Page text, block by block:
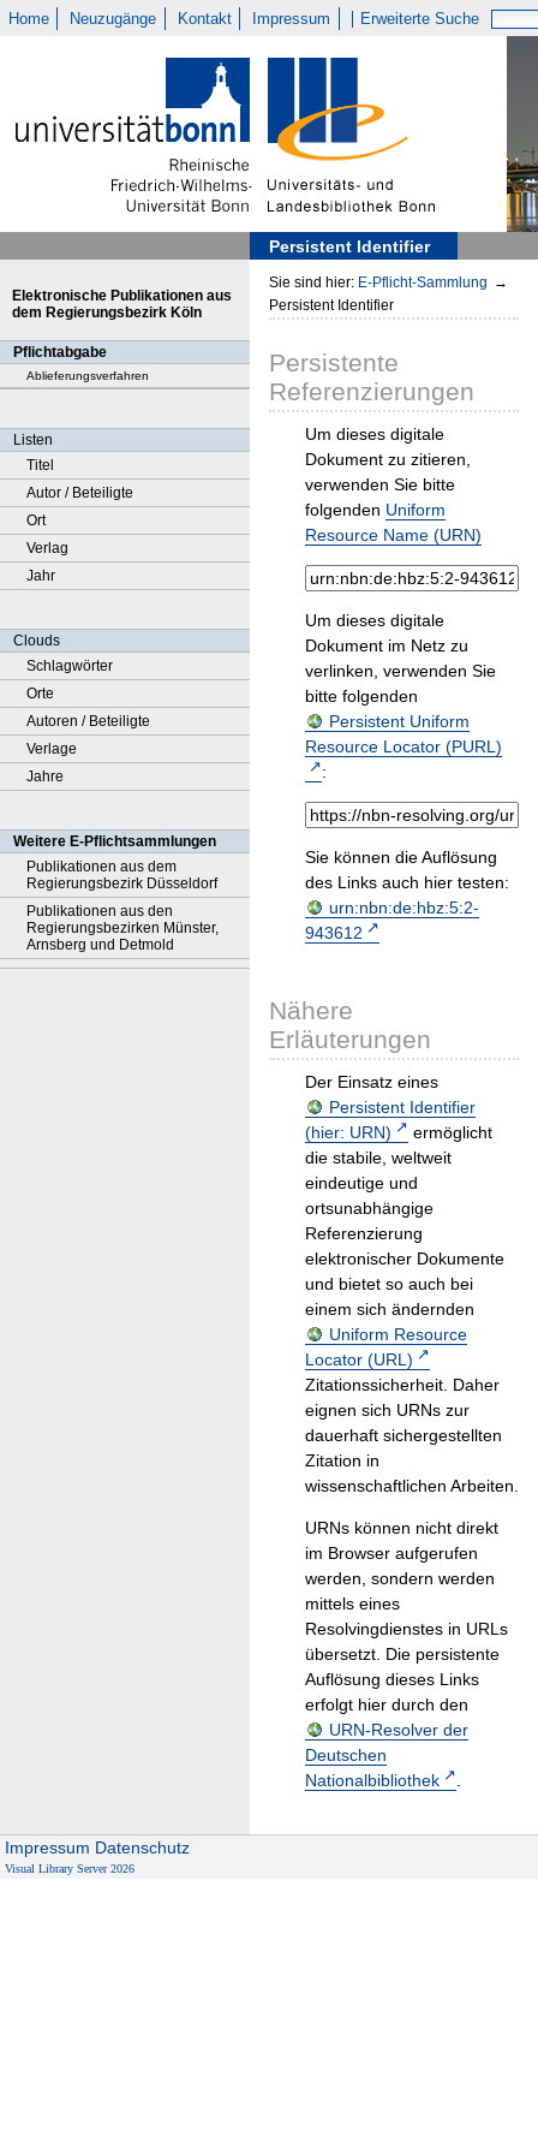
Home Neuzugänge Kontakt Impressum Erweiterte Suche
Persistent Identifier
Elektronische Publikationen aus
dem Regierungsbezirk Köln
Pflichtabgabe
Ablieferungsverfahren
Listen
Titel
Autor / Beteiligte
Ort
Verlag
Jahr
Clouds
Schlagwörter
Orte
Autoren / Beteiligte
Verlage
Jahre
Weitere E-Pflichtsammlungen
Publikationen aus dem
Regierungsbezirk Düsseldorf
Publikationen aus den
Regierungsbezirken Münster,
Arnsberg und Detmold
Sie sind hier: E-Pflicht-Sammlung →
Persistent Identifier
Persistente
Referenzierungen
Um dieses digitale
Dokument zu zitieren,
verwenden Sie bitte
folgenden Uniform
Resource Name (URN)
Um dieses digitale
Dokument im Netz zu
verlinken, verwenden Sie
bitte folgenden
Persistent Uniform
Resource Locator (PURL)
:
Sie können die Auflösung
des Links auch hier testen:
urn:nbn:de:hbz:5:2-
943612
Nähere
Erläuterungen
Der Einsatz eines
Persistent Identifier
(hier: URN)
ermöglicht
die stabile, weltweit
eindeutige und
ortsunabhängige
Referenzierung
elektronischer Dokumente
und bietet so auch bei
einem sich ändernden
Uniform Resource
Locator (URL)
Zitationssicherheit. Daher
eignen sich URNs zur
dauerhaft sichergestellten
Zitation in
wissenschaftlichen Arbeiten.
URNs können nicht direkt
im Browser aufgerufen
werden, sondern werden
mittels eines
Resolvingdienstes in URLs
übersetzt. Die persistente
Auflösung dieses Links
erfolgt hier durch den
URN-Resolver der
Deutschen
Nationalbibliothek
.
Impressum Datenschutz
Visual Library Server 2026